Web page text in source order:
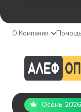
О Компании
Осень 2026